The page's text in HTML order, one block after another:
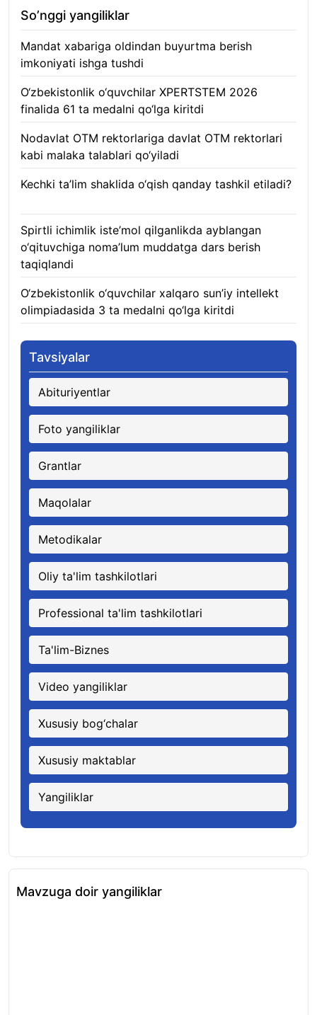
So’nggi yangiliklar
Mandat xabariga oldindan buyurtma berish
imkoniyati ishga tushdi
O‘zbekistonlik o‘quvchilar XPERTSTEM 2026
finalida 61 ta medalni qo‘lga kiritdi
Nodavlat OTM rektorlariga davlat OTM rektorlari
kabi malaka talablari qo‘yiladi
Kechki ta’lim shaklida o‘qish qanday tashkil etiladi?
Spirtli ichimlik iste’mol qilganlikda ayblangan
o‘qituvchiga noma’lum muddatga dars berish
taqiqlandi
O‘zbekistonlik o‘quvchilar xalqaro sun’iy intellekt
olimpiadasida 3 ta medalni qo‘lga kiritdi
Tavsiyalar
Abituriyentlar
Foto yangiliklar
Grantlar
Maqolalar
Metodikalar
Oliy ta'lim tashkilotlari
Professional ta'lim tashkilotlari
Ta'lim-Biznes
Video yangiliklar
Xususiy bog‘chalar
Xususiy maktablar
Yangiliklar
Mavzuga doir yangiliklar